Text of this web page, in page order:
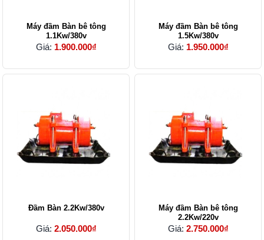
Máy đầm Bàn bê tông
1.1Kw/380v
Giá: 1.900.000₫
Máy đầm Bàn bê tông
1.5Kw/380v
Giá: 1.950.000₫
Đầm Bàn 2.2Kw/380v
Giá: 2.050.000₫
Máy đầm Bàn bê tông
2.2Kw/220v
Giá: 2.750.000₫